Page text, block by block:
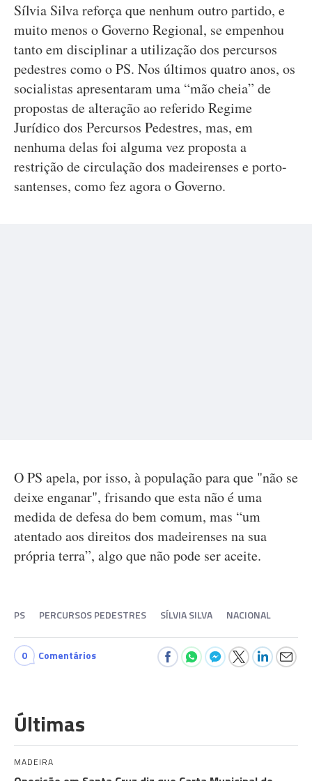
Sílvia Silva reforça que nenhum outro partido, e
muito menos o Governo Regional, se empenhou
tanto em disciplinar a utilização dos percursos
pedestres como o PS. Nos últimos quatro anos, os
socialistas apresentaram uma “mão cheia” de
propostas de alteração ao referido Regime
Jurídico dos Percursos Pedestres, mas, em
nenhuma delas foi alguma vez proposta a
restrição de circulação dos madeirenses e porto-
santenses, como fez agora o Governo.
O PS apela, por isso, à população para que "não se
deixe enganar", frisando que esta não é uma
medida de defesa do bem comum, mas “um
atentado aos direitos dos madeirenses na sua
própria terra”, algo que não pode ser aceite.
PS PERCURSOS PEDESTRES SÍLVIA SILVA NACIONAL
0 Comentários
Últimas
MADEIRA